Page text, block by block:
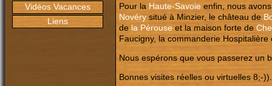
Vidéos Vacances
Liens
Pour la Haute-Savoie enfin, nous
Novéry situé à Minzier, le château de
de la Pérouseet la maison forte de
Faucigny, la commanderie
Nous espérons que vous passerez un
Bonnes visites réelles ou virtuelles 8;-)).